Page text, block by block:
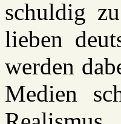
schuldig
lieben
werden
Medien